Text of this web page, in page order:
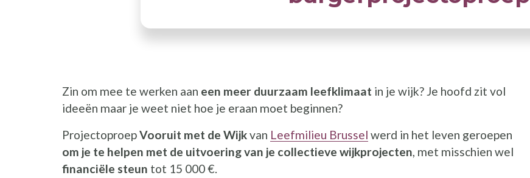
Zin om mee te werken aan een meer duurzaam leefklimaat in je wijk? Je hoofd zit vol
ideeën maar je weet niet hoe je eraan moet beginnen?
ProjectoproepVooruit met de Wijkvan Leefmilieu Brussel werd in het leven geroepen
om je te helpen met de uitvoering van je collectieve wijkprojecten, met misschien wel
financiële steun tot 15 000 €.